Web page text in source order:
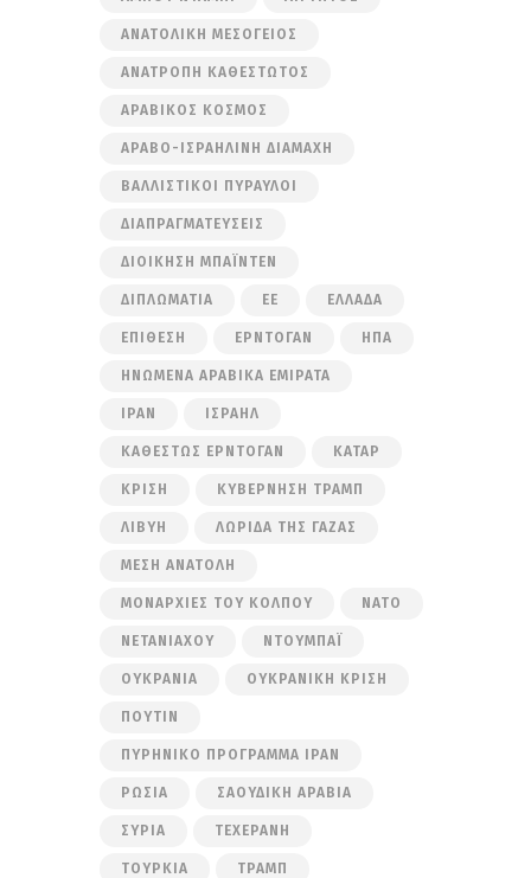
ΑΝΑΤΟΛΙΚΉ ΜΕΣΌΓΕΙΟΣ
ΑΝΑΤΡΟΠΉ ΚΑΘΕΣΤΏΤΟΣ
ΑΡΑΒΙΚΌΣ ΚΌΣΜΟΣ
ΑΡΑΒΟ-ΙΣΡΑΗΛΙΝΉ ΔΙΑΜΆΧΗ
ΒΑΛΛΙΣΤΙΚΟΊ ΠΎΡΑΥΛΟΙ
ΔΙΑΠΡΑΓΜΑΤΕΎΣΕΙΣ
ΔΙΟΊΚΗΣΗ ΜΠΆΙΝΤΕΝ
ΔΙΠΛΩΜΑΤΊΑ ΕΕ ΕΛΛΆΔΑ
ΕΠΊΘΕΣΗ ΕΡΝΤΟΓΆΝ ΗΠΑ
ΗΝΩΜΈΝΑ ΑΡΑΒΙΚΆ ΕΜΙΡΆΤΑ
ΙΡΆΝ ΙΣΡΑΉΛ
ΚΑΘΕΣΤΏΣ ΕΡΝΤΟΓΆΝ ΚΑΤΆΡ
ΚΡΊΣΗ ΚΥΒΈΡΝΗΣΗ ΤΡΑΜΠ
ΛΙΒΎΗ ΛΩΡΊΔΑ ΤΗΣ ΓΆΖΑΣ
ΜΈΣΗ ΑΝΑΤΟΛΉ
ΜΟΝΑΡΧΊΕΣ ΤΟΥ ΚΌΛΠΟΥ ΝΑΤΟ
ΝΕΤΑΝΙΆΧΟΥ ΝΤΟΥΜΠΆΙ
ΟΥΚΡΑΝΊΑ ΟΥΚΡΑΝΙΚΉ ΚΡΊΣΗ
ΠΟΎΤΙΝ
ΠΥΡΗΝΙΚΌ ΠΡΌΓΡΑΜΜΑ ΙΡΆΝ
ΡΩΣΊΑ ΣΑΟΥΔΙΚΉ ΑΡΑΒΊΑ
ΣΥΡΊΑ ΤΕΧΕΡΆΝΗ
ΤΟΥΡΚΊΑ ΤΡΑΜΠ